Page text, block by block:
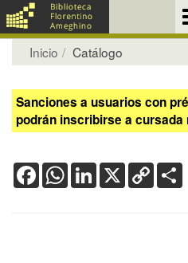
Inicio Catálogo
Sanciones a usuarios con
podrán inscribirse a
FacebookWhatsApp
LinkedIn
X Copy
Link